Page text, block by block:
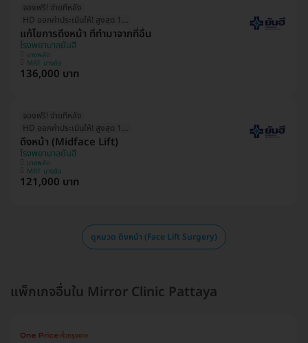
จองฟรี! จ่ายทีหลัง
HD ออกค่าประเมินให้! สูงสุด 1500 บ.
แก้ไขการดึงหน้า ที่ทำมาจากที่อื่น
โรงพยาบาลยันฮี
บางพลัด
MRT บางอ้อ
136,000 บาท
จองฟรี! จ่ายทีหลัง
HD ออกค่าประเมินให้! สูงสุด 1500 บ.
ดึงหน้า (Midface Lift)
โรงพยาบาลยันฮี
บางพลัด
MRT บางอ้อ
121,000 บาท
ดูหมวด ดึงหน้า (Face Lift Surgery)
แพ็กเกจอื่นใน Mirror Clinic Pattaya